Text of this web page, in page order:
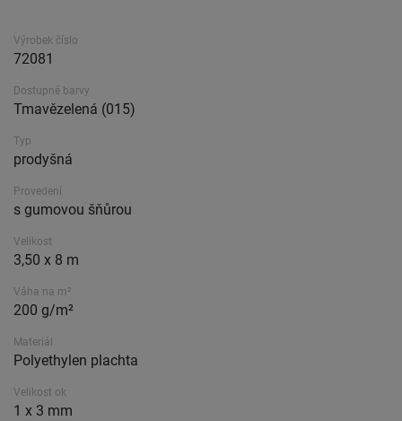
Výrobek číslo
72081
Dostupné barvy
Tmavězelená (015)
Typ
prodyšná
Provedení
s gumovou šňůrou
Velikost
3,50 x 8 m
Váha na m²
200 g/m²
Materiál
Polyethylen plachta
Velikost ok
1 x 3 mm